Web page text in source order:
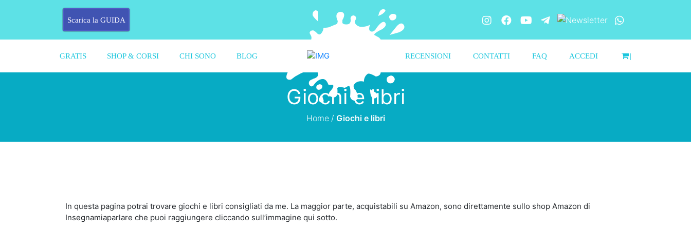
Scarica la GUIDA
GRATIS SHOP & CORSI CHI SONO BLOG RECENSIONI CONTATTI FAQ ACCEDI |
Giochi e libri
Home / Giochi e libri
In questa pagina potrai trovare giochi e libri consigliati da me. La maggior parte, acquistabili su Amazon, sono direttamente sullo shop Amazon di
Insegnamiaparlare che puoi raggiungere cliccando sull’immagine qui sotto.